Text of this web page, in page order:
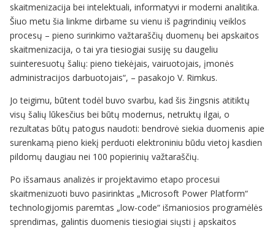
skaitmenizacija bei intelektuali, informatyvi ir moderni analitika.
Šiuo metu šia linkme dirbame su vienu iš pagrindinių veiklos
procesų – pieno surinkimo važtaraščių duomenų bei apskaitos
skaitmenizacija, o tai yra tiesiogiai susiję su daugeliu
suinteresuotų šalių: pieno tiekėjais, vairuotojais, įmonės
administracijos darbuotojais“, – pasakojo V. Rimkus.
Jo teigimu, būtent todėl buvo svarbu, kad šis žingsnis atitiktų
visų šalių lūkesčius bei būtų modernus, netruktų ilgai, o
rezultatas būtų patogus naudoti: bendrovė siekia duomenis apie
surenkamą pieno kiekį perduoti elektroniniu būdu vietoj kasdien
pildomų daugiau nei 100 popierinių važtaraščių.
Po išsamaus analizės ir projektavimo etapo procesui
skaitmenizuoti buvo pasirinktas „Microsoft Power Platform“
technologijomis paremtas „low-code“ išmaniosios programėlės
sprendimas, galintis duomenis tiesiogiai siųsti į apskaitos